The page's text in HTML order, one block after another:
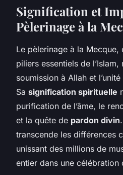
Signification et
Pèlerinage à la
Le pèlerinage à la Mecque,
piliers essentiels de l’Islam,
soumission à Allah et
Sa signification spirituelle
purification de l’âme, le
et la quête de pardon divin
transcende les différences
unissant des millions de
entier dans une célébration